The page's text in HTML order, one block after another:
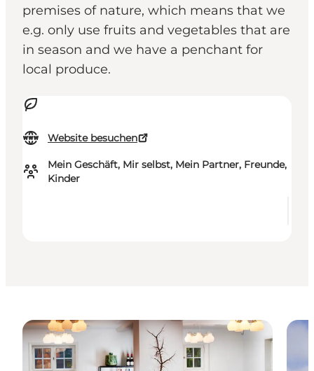
premises of nature, which means that we
e.g. only use fruits and vegetables that are
in season and we have a penchant for
local produce.
Website besuchen
Mein Geschäft, Mir selbst, Mein Partner, Freunde,
Kinder